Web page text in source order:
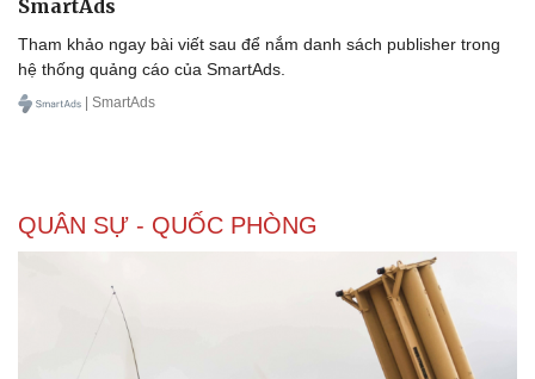
Doanh nghiệp
Vì cộng đồng
Chuyển đổi số
SmartAds
Tham khảo ngay bài viết sau để nắm danh sách publisher trong
hệ thống quảng cáo của SmartAds.
| SmartAds
QUÂN SỰ - QUỐC PHÒNG